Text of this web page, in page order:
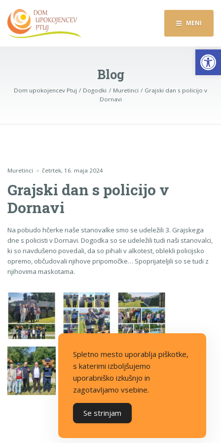
MENI
Blog
Dom upokojencev Ptuj Dogodki Muretinci
Grajski dan s policijo v
Dornavi
Muretinci četrtek, 16. maja 2024
Grajski dan s policijo v
Dornavi
Na pobudo hčerke naše stanovalke smo se udeležili 3. Grajskega
dne s policisti v Dornavi. Dogodka so se udeležili tudi naši stanovalci,
ki so navdušeno povedali, da so pihali v alkotest, oblekli policijsko
opremo, občudovali njihove pripomočke… Spoprijateljili so se tudi z
njihovima maskotama.
Spletno mesto uporablja piškotke,
s katerimi izboljšujemo
uporabniško izkušnjo in
zagotavljamo vsebine.
Se strinjam